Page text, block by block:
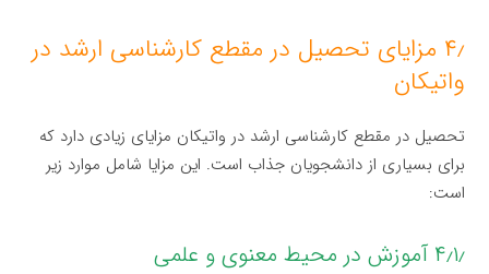
۴٫ مزایای تحصیل در مقطع کارشناسی ارشد در
واتیکان
تحصیل در مقطع کارشناسی ارشد در واتیکان مزایای زیادی دارد که
برای بسیاری از دانشجویان جذاب است. این مزایا شامل موارد زیر
است:
۴٫۱٫ آموزش در محیط معنوی و علمی